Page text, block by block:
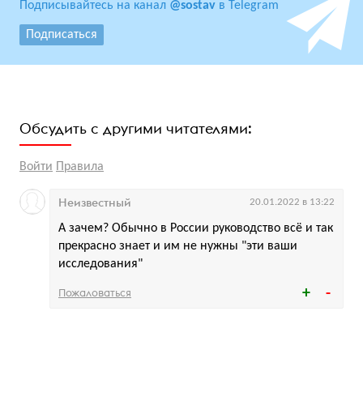
Подписывайтесь на канал @sostav в Telegram
Подписаться
Обсудить с другими читателями:
Войти Правила
А зачем? Обычно в России руководство всё и так
прекрасно знает и им не нужны "эти ваши
исследования"
Неизвестный 20.01.2022 в 13:22
Пожаловаться